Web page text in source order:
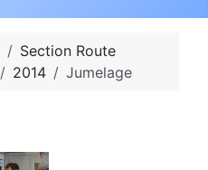
Section Route
2014 Jumelage